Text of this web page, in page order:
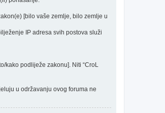
[bilo vaše zemlje, bilo zemlje u
IP adresa svih postova služi
kako podliježe zakonu]. Niti “CroL
u održavanju ovog foruma ne